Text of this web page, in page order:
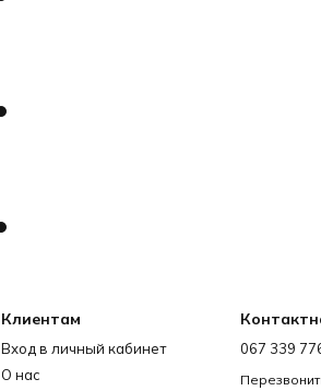
Клиентам
Вход в личный кабинет
О нас
067 339